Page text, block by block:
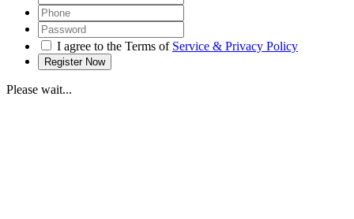
I agree to the Terms of Service & Privacy Policy
Please wait...